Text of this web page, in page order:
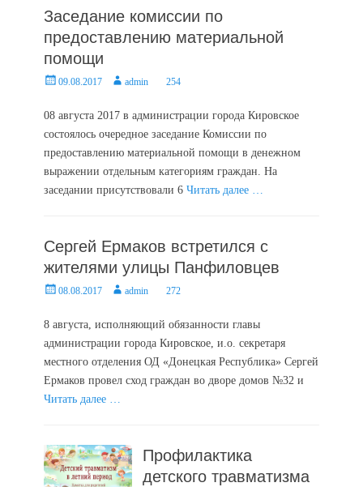
Заседание комиссии по
предоставлению материальной
помощи
Posted09.08.2017 Authoradmin 254
08 августа 2017 в администрации города Кировское
состоялось очередное заседание Комиссии по
предоставлению материальной помощи в денежном
выражении отдельным категориям граждан. На
заседании присутствовали 6 Читать далее …
Сергей Ермаков встретился с
жителями улицы Панфиловцев
Posted08.08.2017 Authoradmin 272
8 августа, исполняющий обязанности главы
администрации города Кировское, и.о. секретаря
местного отделения ОД «Донецкая Республика» Сергей
Ермаков провел сход граждан во дворе домов №32 и
Читать далее …
Профилактика
детского травматизма